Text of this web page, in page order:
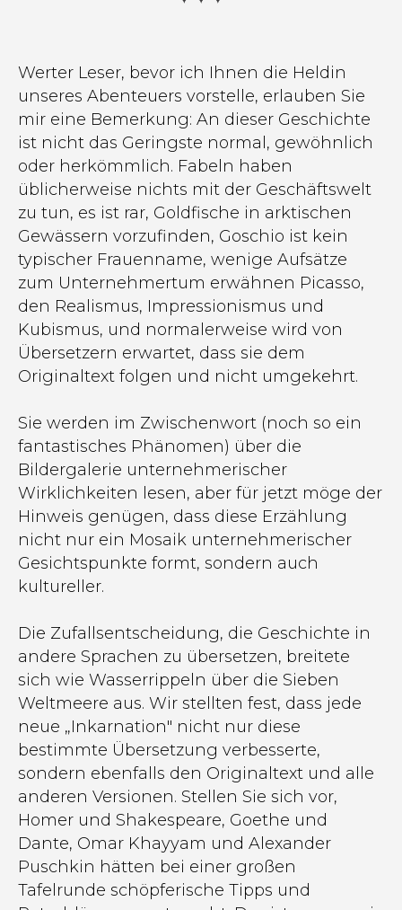
Werter Leser, bevor ich Ihnen die Heldin
unseres Abenteuers vorstelle, erlauben Sie
mir eine Bemerkung: An dieser Geschichte
ist nicht das Geringste normal, gewöhnlich
oder herkömmlich. Fabeln haben
üblicherweise nichts mit der Geschäftswelt
zu tun, es ist rar, Goldfische in arktischen
Gewässern vorzufinden, Goschio ist kein
typischer Frauenname, wenige Aufsätze
zum Unternehmertum erwähnen Picasso,
den Realismus, Impressionismus und
Kubismus, und normalerweise wird von
Übersetzern erwartet, dass sie dem
Originaltext folgen und nicht umgekehrt.
Sie werden im Zwischenwort (noch so ein
fantastisches Phänomen) über die
Bildergalerie unternehmerischer
Wirklichkeiten lesen, aber für jetzt möge der
Hinweis genügen, dass diese Erzählung
nicht nur ein Mosaik unternehmerischer
Gesichtspunkte formt, sondern auch
kultureller.
Die Zufallsentscheidung, die Geschichte in
andere Sprachen zu übersetzen, breitete
sich wie Wasserrippeln über die Sieben
Weltmeere aus. Wir stellten fest, dass jede
neue „Inkarnation" nicht nur diese
bestimmte Übersetzung verbesserte,
sondern ebenfalls den Originaltext und alle
anderen Versionen. Stellen Sie sich vor,
Homer und Shakespeare, Goethe und
Dante, Omar Khayyam und Alexander
Puschkin hätten bei einer großen
Tafelrunde schöpferische Tipps und